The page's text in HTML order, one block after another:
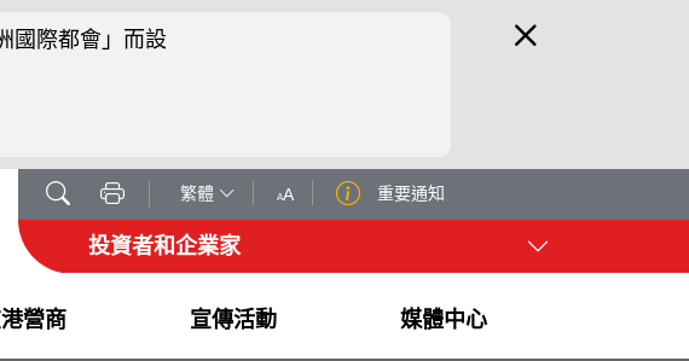
國際都會」而設
繁體 AA 重要通知
投資者和企業家
營商 宣傳活動 媒體中心